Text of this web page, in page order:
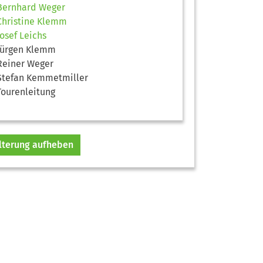
Weger
Klemm
Leichs
Klemm
Weger
Kemmetmiller
aufheben